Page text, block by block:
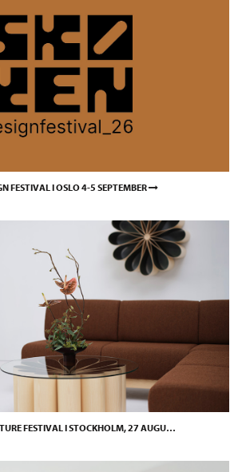
FESTIVAL I OSLO 4-5 SEPTEMBER
ARKAD FURNITURE FESTIVAL I STOCKHOLM, 27 AUGUSTI